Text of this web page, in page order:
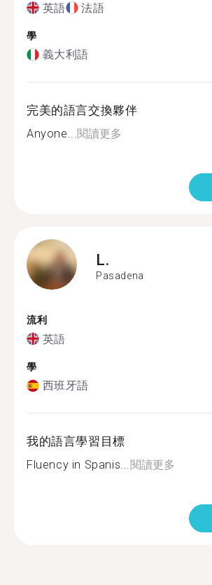
英語 法語
學
義大利語
完美的語言交換夥伴
Anyone...閱讀更多
L.
Pasadena
流利
英語
學
西班牙語
我的語言學習目標
Fluency in Spanis...閱讀更多